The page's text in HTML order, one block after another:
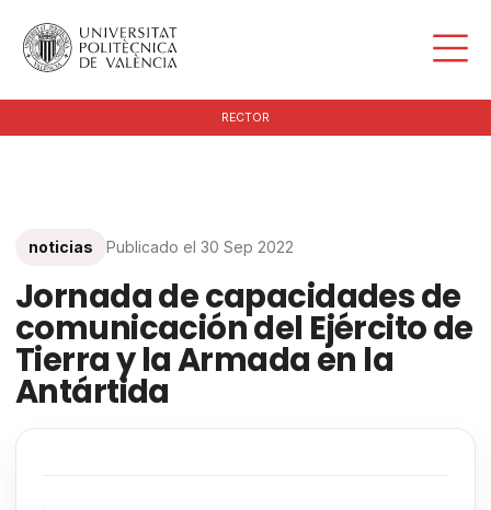
RECTOR
noticias Publicado el 30 Sep 2022
Jornada de capacidades de
comunicación del Ejército de
Tierra y la Armada en la
Antártida